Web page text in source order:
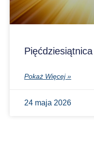
Pięćdziesiątnica
Pokaż Więcej »
24 maja 2026